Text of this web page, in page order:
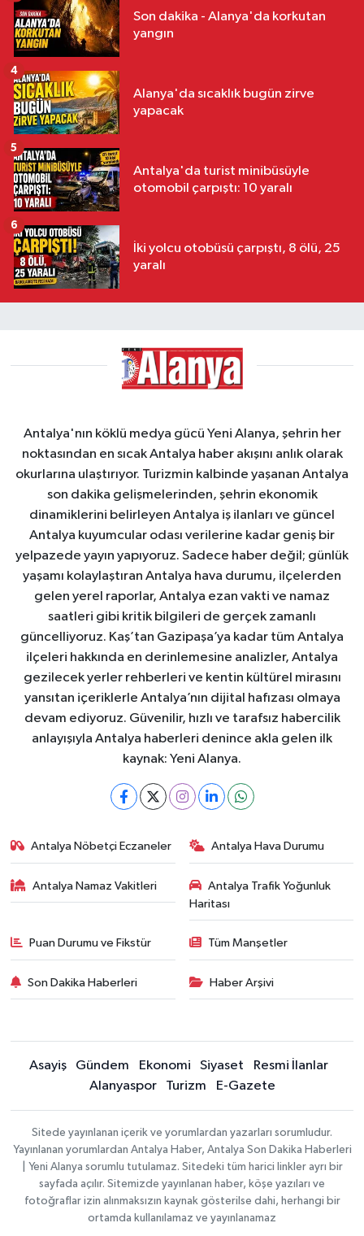
Son dakika - Alanya'da korkutan
yangın
Alanya'da sıcaklık bugün zirve
yapacak
4
Antalya'da turist minibüsüyle
otomobil çarpıştı: 10 yaralı
5
İki yolcu otobüsü çarpıştı, 8 ölü, 25
yaralı
6
Antalya'nın köklü medya gücü Yeni Alanya, şehrin her
noktasından en sıcak Antalya haber akışını anlık olarak
okurlarına ulaştırıyor. Turizmin kalbinde yaşanan Antalya
son dakika gelişmelerinden, şehrin ekonomik
dinamiklerini belirleyen Antalya iş ilanları ve güncel
Antalya kuyumcular odası verilerine kadar geniş bir
yelpazede yayın yapıyoruz. Sadece haber değil; günlük
yaşamı kolaylaştıran Antalya hava durumu, ilçelerden
gelen yerel raporlar, Antalya ezan vakti ve namaz
saatleri gibi kritik bilgileri de gerçek zamanlı
güncelliyoruz. Kaş’tan Gazipaşa’ya kadar tüm Antalya
ilçeleri hakkında en derinlemesine analizler, Antalya
gezilecek yerler rehberleri ve kentin kültürel mirasını
yansıtan içeriklerle Antalya’nın dijital hafızası olmaya
devam ediyoruz. Güvenilir, hızlı ve tarafsız habercilik
anlayışıyla Antalya haberleri denince akla gelen ilk
kaynak: Yeni Alanya.
Antalya Nöbetçi Eczaneler Antalya Hava Durumu
Antalya Namaz Vakitleri
Antalya Trafik Yoğunluk
Haritası
Puan Durumu ve Fikstür Tüm Manşetler
Son Dakika Haberleri Haber Arşivi
Asayiş Gündem Ekonomi Siyaset
Resmi İlanlar
Alanyaspor
Turizm E-Gazete
Sitede yayınlanan içerik ve yorumlardan yazarları sorumludur.
Yayınlanan yorumlardan Antalya Haber, Antalya Son Dakika Haberleri
| Yeni Alanya sorumlu tutulamaz. Sitedeki tüm harici linkler ayrı bir
sayfada açılır. Sitemizde yayınlanan haber, köşe yazıları ve
fotoğraflar izin alınmaksızın kaynak gösterilse dahi, herhangi bir
ortamda kullanılamaz ve yayınlanamaz